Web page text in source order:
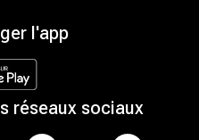
l'app
réseaux sociaux